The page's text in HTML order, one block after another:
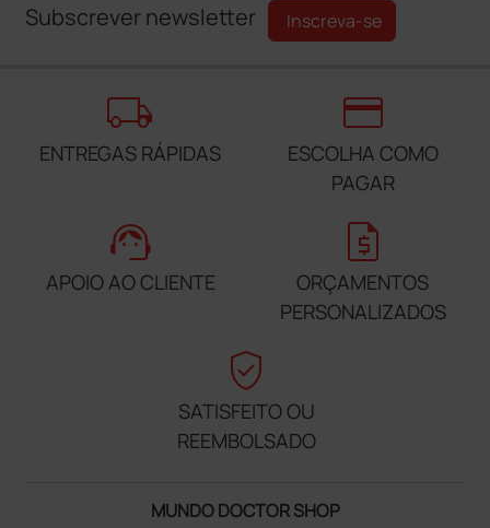
Subscrever newsletter Inscreva-se
local_shipping
ENTREGAS RÁPIDAS
credit_card
ESCOLHA COMO
PAGAR
support_agent
APOIO AO CLIENTE
request_quote
ORÇAMENTOS
PERSONALIZADOS
verified_user
SATISFEITO OU
REEMBOLSADO
MUNDO DOCTOR SHOP